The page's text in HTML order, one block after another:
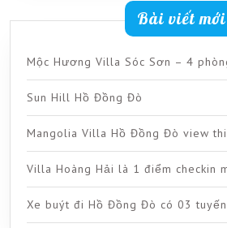
Bài viết mới
Mộc Hương Villa Sóc Sơn – 4
Sun Hill Hồ Đồng Đò
Mangolia Villa Hồ Đồng Đò view
Villa Hoàng Hải là 1 điểm checkin
Xe buýt đi Hồ Đồng Đò có 03